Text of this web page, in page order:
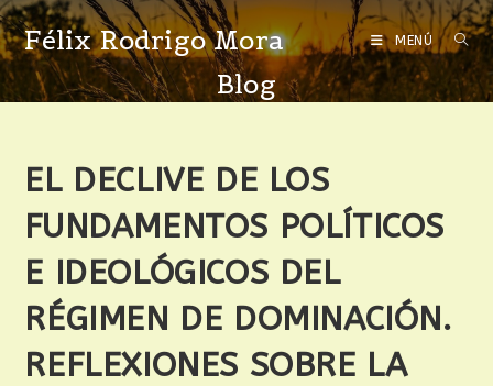
Félix Rodrigo Mora MENÚ
Blog
EL DECLIVE DE LOS
FUNDAMENTOS POLÍTICOS
E IDEOLÓGICOS DEL
RÉGIMEN DE DOMINACIÓN.
REFLEXIONES SOBRE LA